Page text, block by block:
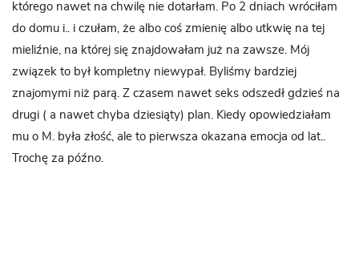
którego nawet na chwilę nie dotarłam. Po 2 dniach wróciłam
do domu i.. i czułam, że albo coś zmienię albo utkwię na tej
mieliźnie, na której się znajdowałam już na zawsze. Mój
związek to był kompletny niewypał. Byliśmy bardziej
znajomymi niż parą. Z czasem nawet seks odszedł gdzieś na
drugi ( a nawet chyba dziesiąty) plan. Kiedy opowiedziałam
mu o M. była złość, ale to pierwsza okazana emocja od lat..
Trochę za późno.